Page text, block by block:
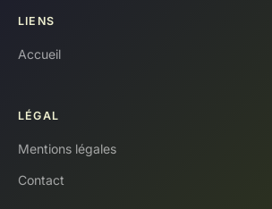
LIENS
Accueil
LÉGAL
Mentions légales
Contact